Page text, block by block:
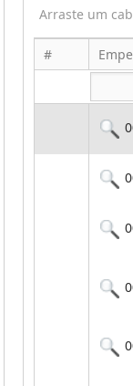
Arraste um
#